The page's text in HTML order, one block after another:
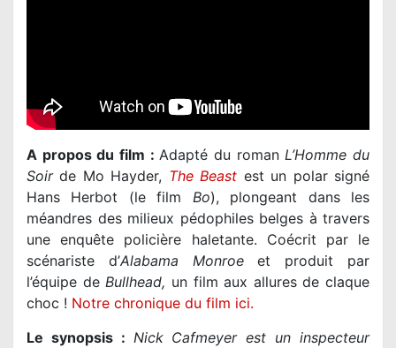
A propos du film : Adapté du roman L’Homme du
Soirde Mo Hayder, The Beast est un polar signé
Hans Herbot (le film Bo), plongeant dans les
méandres des milieux pédophiles belges à travers
une enquête policière haletante. Coécrit par le
scénariste d’Alabama Monroeet produit par
l’équipe de Bullhead, un film aux allures de claque
choc ! Notre chronique du film ici.
Le synopsis : Nick Cafmeyer est un inspecteur